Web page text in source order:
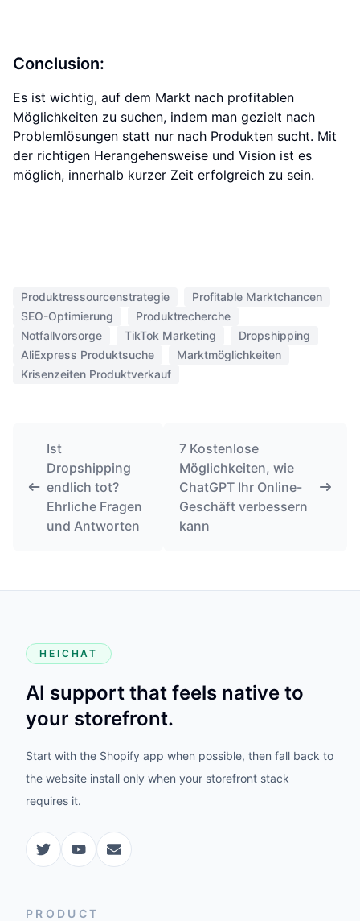
Conclusion:
Es ist wichtig, auf dem Markt nach profitablen
Möglichkeiten zu suchen, indem man gezielt nach
Problemlösungen statt nur nach Produkten sucht. Mit
der richtigen Herangehensweise und Vision ist es
möglich, innerhalb kurzer Zeit erfolgreich zu sein.
Produktressourcenstrategie
Profitable Marktchancen
SEO-Optimierung
Produktrecherche
Notfallvorsorge
TikTok Marketing
Dropshipping
AliExpress Produktsuche
Marktmöglichkeiten
Krisenzeiten Produktverkauf
Ist
Dropshipping
endlich tot?
Ehrliche Fragen
und Antworten
7 Kostenlose
Möglichkeiten, wie
ChatGPT Ihr Online-
Geschäft verbessern
kann
HEICHAT
AI support that feels native to
your storefront.
Start with the Shopify app when possible, then fall back to
the website install only when your storefront stack
requires it.
PRODUCT